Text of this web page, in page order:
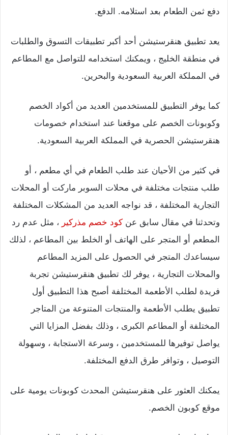
دفع ثمن الطعام بعد استلامه. الدفع.
يعد تطبيق هنقرستيشن أحد أكبر تطبيقات التسوق والطلبات
في منطقة الخليج ، ويمكنك استخدامه للتواصل مع المطاعم
في المملكة العربية السعودية والبحرين.
كما يوفر التطبيق للمستخدمين العديد من أكواد الخصم
وكوبونات الخصم على موقعنا عند استخدام خصومات
هنقرستيشن الحصرية في المملكة العربية السعودية.
في كثير من الأحيان عند طلب الطعام في أي مطعم ، أو
طلب منتجات مختلفة في محلات السوبر ماركت أو المحلات
التجارية المختلفة ، قد نواجه العديد من المشكلات المختلفة
وتحدثنا في مقال سابق عن كود خصم مذركير ، مثل عدم رد
المطعم أو المتجر على الهاتف أو الخلط بين المطاعم ، لذلك
سيساعدك المتجر في الحصول على المزيد المطاعم
والمحلات التجارية ، يوفر لك تطبيق هنقرستيشن تجربة
فريدة لطلب الأطعمة المختلفة أصبح هذا التطبيق أول
تطبيق يطلب الأطعمة والمنتجات المتنوعة من المتاجر
المختلفة أو المطاعم الكبرى ، وذلك بفضل المزايا التي
يواصل توفيرها للمستخدمين ، وسرعة الاستجابة ، وسهولة
التوصيل ، وتوافر طرق الدفع المختلفة.
يمكنك العثور على هنقرستيشن المحدث كوبونات يومية على
موقع كوبون الخصم.